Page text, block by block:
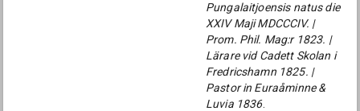
Pungalaitjoensis natus die
XXIV Maji MDCCCIV. |
Prom. Phil. Mag:r 1823. |
Lärare vid Cadett Skolan i
Fredricshamn 1825. |
Pastor in Euraåminne &
Luvia 1836.